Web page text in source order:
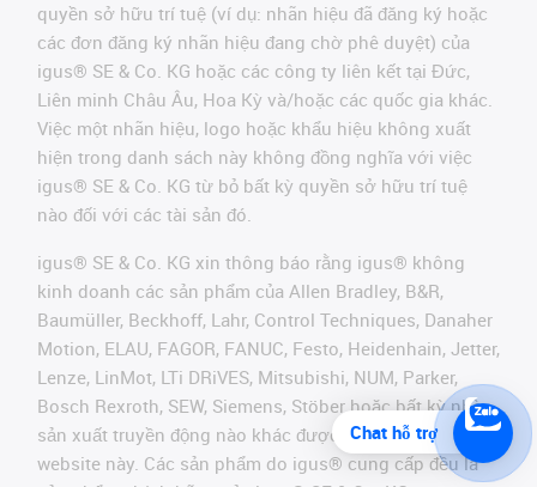
quyền sở hữu trí tuệ (ví dụ: nhãn hiệu đã đăng ký hoặc
các đơn đăng ký nhãn hiệu đang chờ phê duyệt) của
igus® SE & Co. KG hoặc các công ty liên kết tại Đức,
Liên minh Châu Âu, Hoa Kỳ và/hoặc các quốc gia khác.
Việc một nhãn hiệu, logo hoặc khẩu hiệu không xuất
hiện trong danh sách này không đồng nghĩa với việc
igus® SE & Co. KG từ bỏ bất kỳ quyền sở hữu trí tuệ
nào đối với các tài sản đó.
igus® SE & Co. KG xin thông báo rằng igus® không
kinh doanh các sản phẩm của Allen Bradley, B&R,
Baumüller, Beckhoff, Lahr, Control Techniques, Danaher
Motion, ELAU, FAGOR, FANUC, Festo, Heidenhain, Jetter,
Lenze, LinMot, LTi DRiVES, Mitsubishi, NUM, Parker,
Bosch Rexroth, SEW, Siemens, Stöber hoặc bất kỳ nhà
sản xuất truyền động nào khác được đề cập trên
website này. Các sản phẩm do igus® cung cấp đều là
Chat hỗ trợ